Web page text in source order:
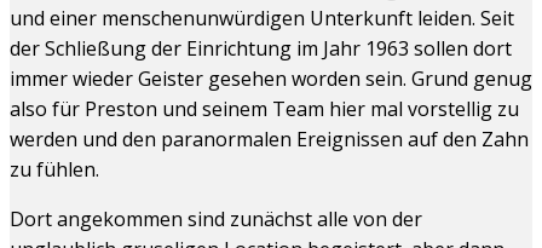
und einer menschenunwürdigen Unterkunft leiden. Seit
der Schließung der Einrichtung im Jahr 1963 sollen dort
immer wieder Geister gesehen worden sein. Grund genug
also für Preston und seinem Team hier mal vorstellig zu
werden und den paranormalen Ereignissen auf den Zahn
zu fühlen.
Dort angekommen sind zunächst alle von der